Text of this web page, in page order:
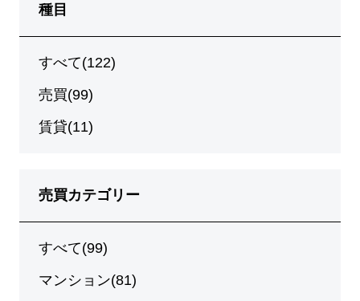
種目
すべて(122)
売買(99)
賃貸(11)
売買カテゴリー
すべて(99)
マンション(81)